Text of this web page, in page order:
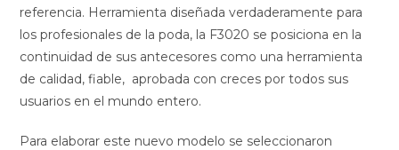
referencia. Herramienta diseñada verdaderamente para
los profesionales de la poda, la F3020 se posiciona en la
continuidad de sus antecesores como una herramienta
de calidad, fiable, aprobada con creces por todos sus
usuarios en el mundo entero.
Para elaborar este nuevo modelo se seleccionaron